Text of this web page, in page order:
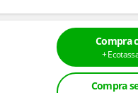
Compra
Compra